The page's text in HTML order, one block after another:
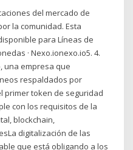
del mercado de
la comunidad. Esta
para Líneas de
· Nexo.ionexo.io5. 4.
una empresa que
respaldados por
primer token de seguridad
con los requisitos de la
blockchain,
digitalización de las
que está obligando a los